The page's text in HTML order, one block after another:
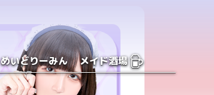
めいどりーみん メイド酒場